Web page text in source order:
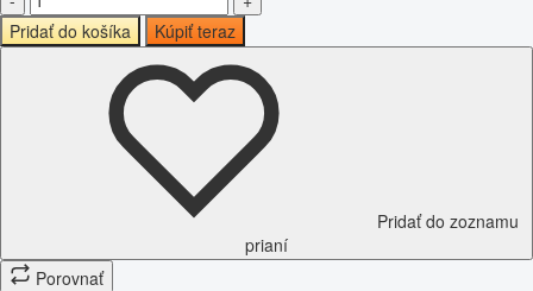
Pridať do košíka
Kúpiť teraz
Pridať do zoznamu
prianí
Porovnať